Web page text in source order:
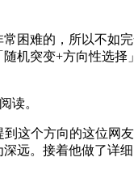
困难的，所以不如
机突变+方向性选择
读。
这个方向的这位网
远。接着他做了详细